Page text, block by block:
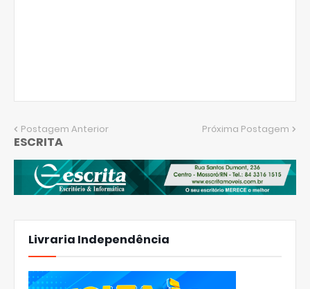
Postagem Anterior Próxima Postagem
ESCRITA
Livraria Independência